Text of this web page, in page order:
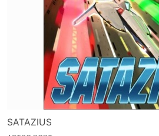
SATAZIUS